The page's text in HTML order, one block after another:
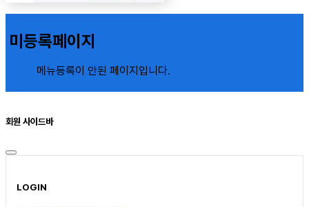
미등록페이지
메뉴등록이 안된 페이지입니다.
회원 사이드바
LOGIN